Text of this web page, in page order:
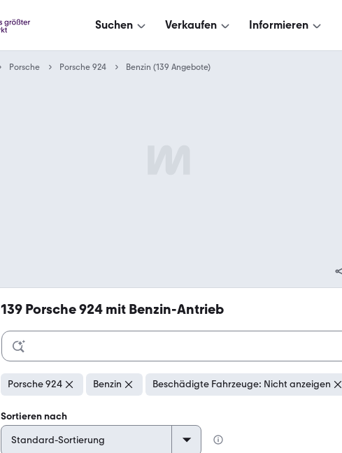
Suchen Verkaufen Informieren
Porsche Porsche 924 Benzin (139 Angebote)
139 Porsche 924 mit Benzin-Antrieb
Porsche 924 Benzin Beschädigte Fahrzeuge: Nicht anzeigen
Sortieren nach